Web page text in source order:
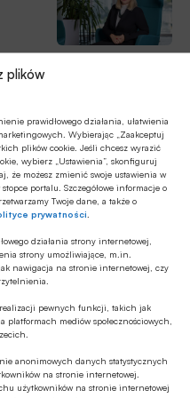
plików
prawidłowego działania, ułatwienia
Wybierając „Zaakceptuj
plików cookie. Jeśli chcesz wyrazić
wybierz „Ustawienia”, skonfiguruj
że możesz zmienić swoje ustawienia w
portalu. Szczegółowe informacje o
Twoje dane, a także o
prywatności
działania strony internetowej,
strony umożliwiające, m.in.
nawigacja na stronie internetowej, czy
pewnych funkcji, takich jak
mediów społecznościowych,
anonimowych danych statystycznych
na stronie internetowej.
użytkowników na stronie internetowej
to działy HR przed
restrukturyzację
minimalizując masowe
się rewolucja
jaki wpływ na jej
granicą, mówi
Rozmawiał z nią Jan
10
dziecku niepokoju
przekonania, że
bo taka wiedza jest
to też temat, który
Dlatego dobrze jest
jak
Trzcińska, psycholog
09